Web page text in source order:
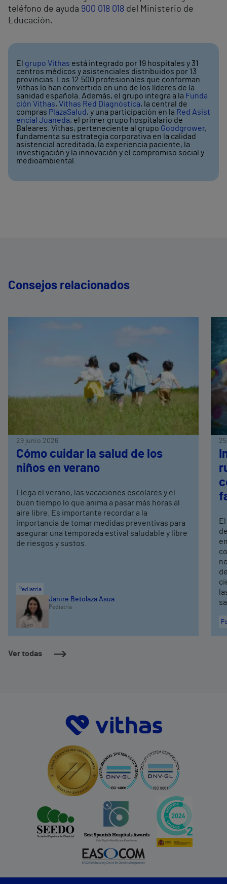
teléfono de ayuda 900 018 018 del Ministerio de
Educación.
El grupo Vithas está integrado por 19 hospitales y 31
centros médicos y asistenciales distribuidos por 13
provincias. Los 12.500 profesionales que conforman
Vithas lo han convertido en uno de los líderes de la
sanidad española. Además, el grupo integra a la Funda
ción Vithas, Vithas Red Diagnóstica, la central de
compras PlazaSalud, y una participación en la Red Asist
encial Juaneda, el primer grupo hospitalario de
Baleares. Vithas, perteneciente al grupo Goodgrower,
fundamenta su estrategia corporativa en la calidad
asistencial acreditada, la experiencia paciente, la
investigación y la innovación y el compromiso social y
medioambiental.
Consejos relacionados
Ver todas
29 junio 2026
Cómo cuidar la salud de los
niños en verano
Llega el verano, las vacaciones escolares y el
buen tiempo lo que anima a pasar más horas al
aire libre. Es importante recordar a la
importancia de tomar medidas preventivas para
asegurar una temporada estival saludable y libre
de riesgos y sustos.
Pediatría
Janire Betolaza Asua
Pediatría